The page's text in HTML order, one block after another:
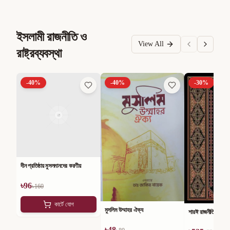
ইসলামী রাজনীতি ও
রাষ্ট্রব্যবস্থা
View All
-40%
দীন প্রতিষ্ঠায় মুসলমানদের করণীয়
৳96৳160
কার্টে যোগ
-40%
মুসলিম উম্মাহর ঐক্য
-30%
শারঈ রাজনীতি